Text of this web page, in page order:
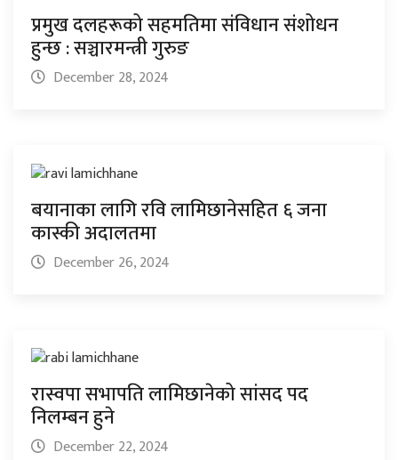
प्रमुख दलहरूको सहमतिमा संविधान संशोधन
हुन्छ : सञ्चारमन्त्री गुरुङ
December 28, 2024
बयानाका लागि रवि लामिछानेसहित ६ जना
कास्की अदालतमा
December 26, 2024
रास्वपा सभापति लामिछानेको सांसद पद
निलम्बन हुने
December 22, 2024